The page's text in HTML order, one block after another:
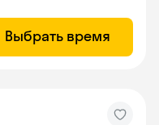
Выбрать время